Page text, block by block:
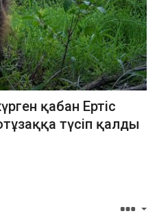
қабан Ертіс
түсіп қалды